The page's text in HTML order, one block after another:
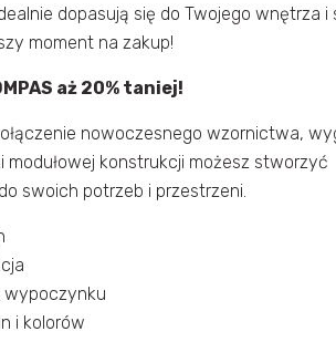
dopasują się do Twojego wnętrza i
moment na zakup!
aż 20% taniej!
nowoczesnego wzornictwa,
modułowej konstrukcji możesz stworzyć
swoich potrzeb i przestrzeni.
i kolorów